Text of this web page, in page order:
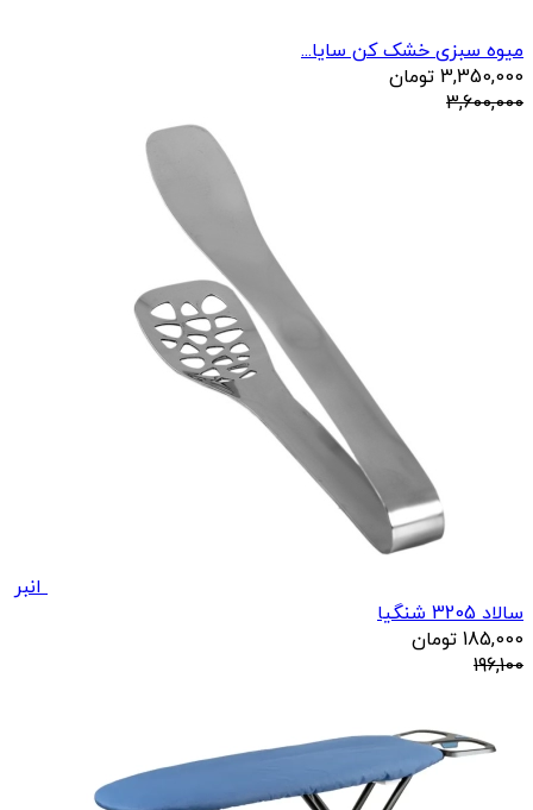
میوه سبزی خشک کن سایا...
3,350,000 تومان
3,600,000
انبر
سالاد 3205 شنگیا
185,000 تومان
196,100